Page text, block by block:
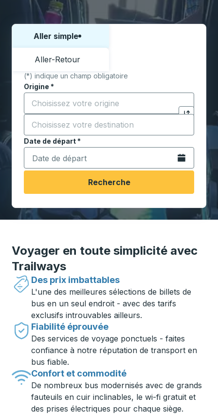
Choisissez un sens ou un aller-retour:
Aller simple
Aller-Retour
(*) indique un champ obligatoire
Origine *
Commencez à saisir la ville d'origine pour ouvrir
Cliquez
Destination*
Commencez à saisir la ville de destination pour
Date de départ*
Tapez la date au format date Barre oblique du mois à
Ouvrez le
Recherche
Voyager en toute simplicité avec
Trailways
Des prix imbattables
L'une des meilleures sélections de billets de
bus en un seul endroit - avec des tarifs
exclusifs introuvables ailleurs.
Fiabilité éprouvée
Des services de voyage ponctuels - faites
confiance à notre réputation de transport en
bus fiable.
Confort et commodité
De nombreux bus modernisés avec de grands
fauteuils en cuir inclinables, le wi-fi gratuit et
des prises électriques pour chaque siège.